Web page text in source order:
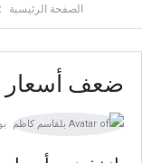
الصفحة الرئيسية
ضعف أسعار